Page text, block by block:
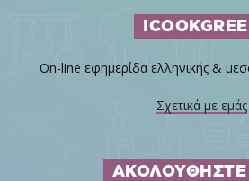
On-line εφημερίδα ελληνικής &
Σχετικά με εμάς